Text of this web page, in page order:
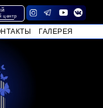
ГАЛЕРЕЯ
центр